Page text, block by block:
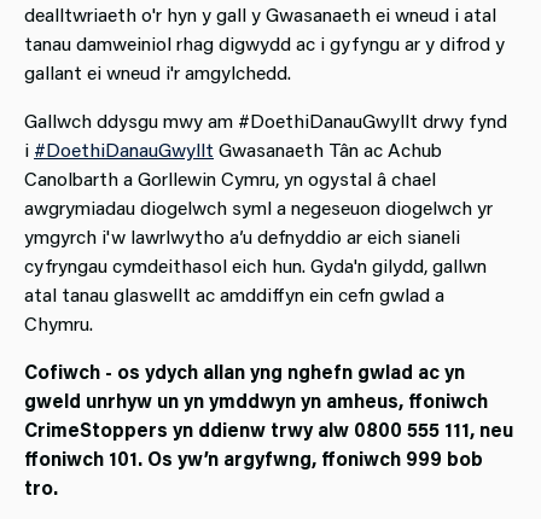
dealltwriaeth o'r hyn y gall y Gwasanaeth ei wneud i atal
tanau damweiniol rhag digwydd ac i gyfyngu ar y difrod y
gallant ei wneud i'r amgylchedd.
Gallwch ddysgu mwy am #DoethiDanauGwyllt drwy fynd
i #DoethiDanauGwyllt Gwasanaeth Tân ac Achub
Canolbarth a Gorllewin Cymru, yn ogystal â chael
awgrymiadau diogelwch syml a negeseuon diogelwch yr
ymgyrch i'w lawrlwytho a’u defnyddio ar eich sianeli
cyfryngau cymdeithasol eich hun. Gyda'n gilydd, gallwn
atal tanau glaswellt ac amddiffyn ein cefn gwlad a
Chymru.
Cofiwch - os ydych allan yng nghefn gwlad ac yn
gweld unrhyw un yn ymddwyn yn amheus, ffoniwch
CrimeStoppers yn ddienw trwy alw 0800 555 111, neu
ffoniwch 101. Os yw’n argyfwng, ffoniwch 999 bob
tro.